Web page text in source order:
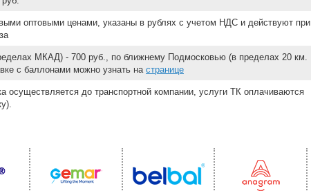
оптовыми ценами, указаны в рублях с учетом НДС и действуют при
МКАД) - 700 руб., по ближнему Подмосковью (в пределах 20 км.
с баллонами можно узнать на странице
осуществляется до транспортной компании, услуги ТК оплачиваются